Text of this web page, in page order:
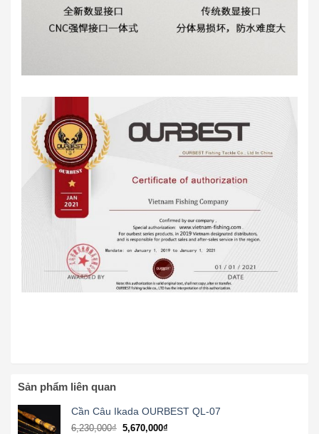
Sản phẩm liên quan
Cần Câu Ikada OURBEST QL-07
6,230,000₫ 5,670,000₫